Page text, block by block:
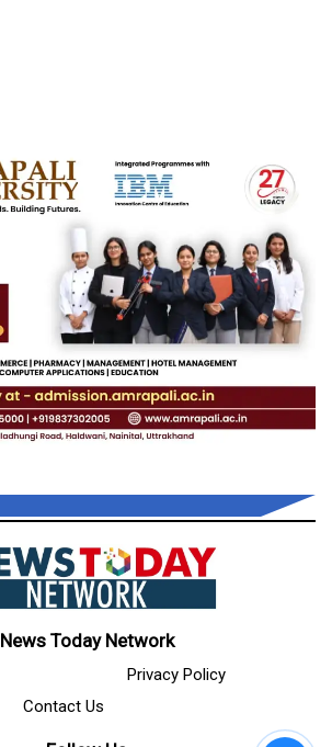
News Today Network
Privacy Policy
Contact Us